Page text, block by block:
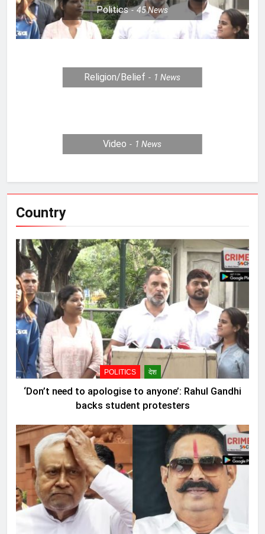
Politics 45News
Religion/Belief 1News
Video 1News
Country
POLITICS देश
‘Don’t need to apologise to anyone’: Rahul Gandhi
backs student protesters